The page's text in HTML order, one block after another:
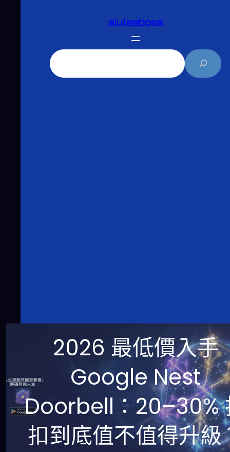
siuleeboss
2026 最低價入手
Google Nest
Doorbell：20–30%
扣到底值不值得升級